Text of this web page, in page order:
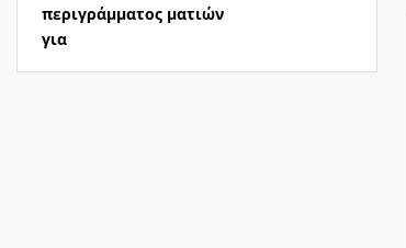
περιγράμματος ματιών
για